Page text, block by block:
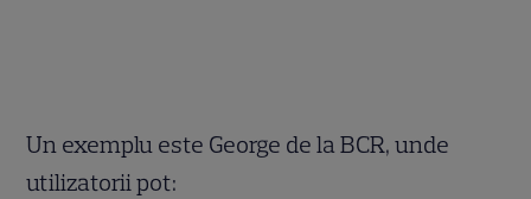
Un exemplu este George de la BCR, unde
utilizatorii pot: